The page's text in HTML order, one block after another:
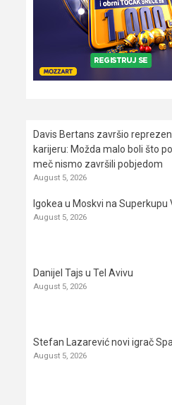
Davis Bertans završio
karijeru: Možda malo boli što
meč nismo završili pobjedom
August 5, 2026
Igokea u Moskvi na Superkupu
August 5, 2026
Danijel Tajs u Tel Avivu
August 5, 2026
Stefan Lazarević novi igrač
August 5, 2026